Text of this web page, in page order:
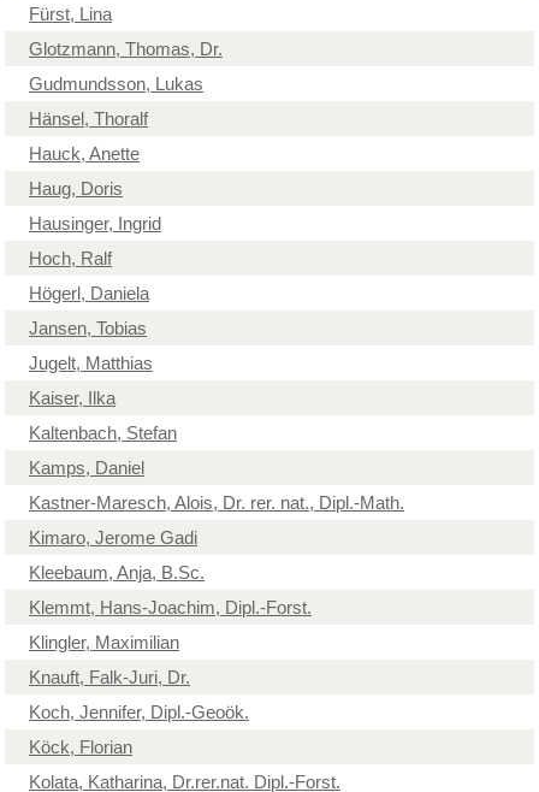
Fürst, Lina
Glotzmann, Thomas, Dr.
Gudmundsson, Lukas
Hänsel, Thoralf
Hauck, Anette
Haug, Doris
Hausinger, Ingrid
Hoch, Ralf
Högerl, Daniela
Jansen, Tobias
Jugelt, Matthias
Kaiser, Ilka
Kaltenbach, Stefan
Kamps, Daniel
Kastner-Maresch, Alois, Dr. rer. nat., Dipl.-Math.
Kimaro, Jerome Gadi
Kleebaum, Anja, B.Sc.
Klemmt, Hans-Joachim, Dipl.-Forst.
Klingler, Maximilian
Knauft, Falk-Juri, Dr.
Koch, Jennifer, Dipl.-Geoök.
Köck, Florian
Kolata, Katharina, Dr.rer.nat. Dipl.-Forst.